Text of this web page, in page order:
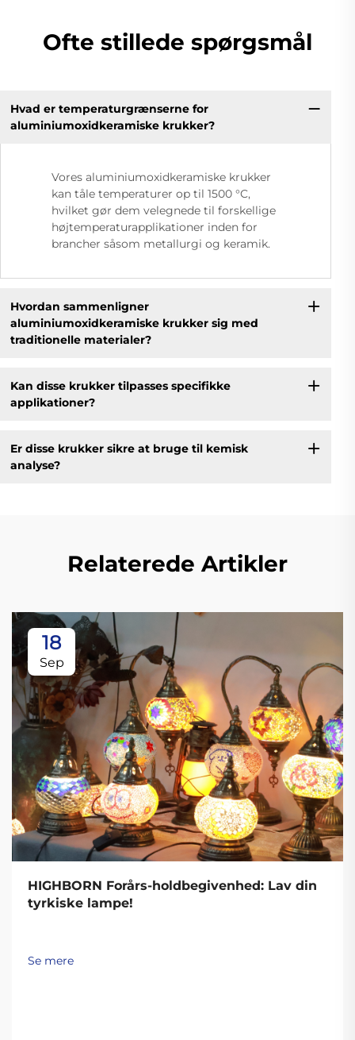
Ofte stillede spørgsmål
Hvad er temperaturgrænserne for
aluminiumoxidkeramiske krukker?
Vores aluminiumoxidkeramiske krukker
kan tåle temperaturer op til 1500 °C,
hvilket gør dem velegnede til forskellige
højtemperaturapplikationer inden for
brancher såsom metallurgi og keramik.
Hvordan sammenligner
aluminiumoxidkeramiske krukker sig med
traditionelle materialer?
Kan disse krukker tilpasses specifikke
applikationer?
Er disse krukker sikre at bruge til kemisk
analyse?
Relaterede Artikler
18
Sep
HIGHBORN Forårs-holdbegivenhed: Lav din
tyrkiske lampe!
Se mere